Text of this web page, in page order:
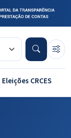
Eleições CRCES